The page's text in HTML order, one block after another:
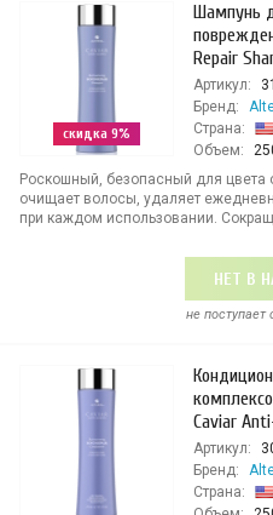
скидка 9%
Шампунь
Repair
Артикул:
Бренд:
Страна:
Объем:
Роскошный, безопасный для
очищает волосы, удаляет
при каждом использовании.
НЕТ В
не поступает
Caviar
Артикул:
Бренд:
Страна: